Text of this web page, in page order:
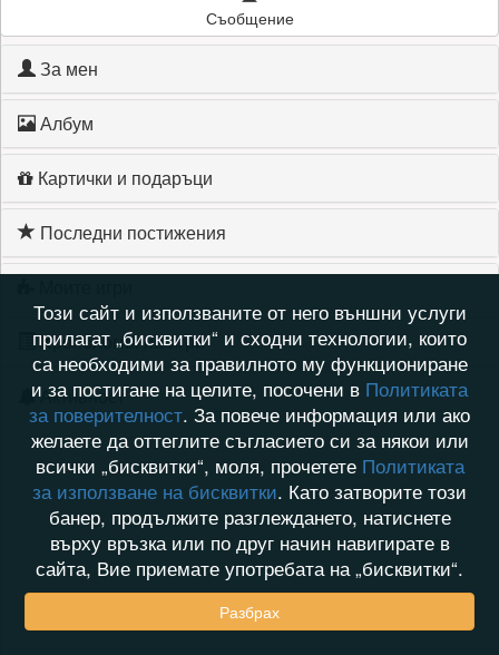
Съобщение
За мен
Албум
Картички и подаръци
Последни постижения
Хронология на игри
Активност
Този сайт и използваните от него външни услуги
прилагат „бисквитки“ и сходни технологии, които
са необходими за правилното му функциониране
и за постигане на целите, посочени в Политиката
за поверителност. За повече информация или ако
желаете да оттеглите съгласието си за някои или
всички „бисквитки“, моля, прочетете Политиката
за използване на бисквитки. Като затворите този
банер, продължите разглеждането, натиснете
върху връзка или по друг начин навигирате в
сайта, Вие приемате употребата на „бисквитки“.
Разбрах